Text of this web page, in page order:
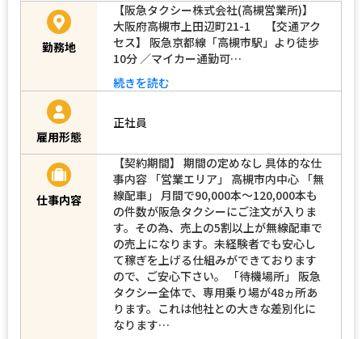
勤務地
【阪急タクシー株式会社(高槻営業所)】
大阪府高槻市上田辺町21-1 【交通アク
セス】 阪急京都線「高槻市駅」より徒歩
10分 ／マイカー通勤可…
続きを読む
雇用形態
正社員
仕事内容
【契約期間】 期間の定めなし 具体的な仕
事内容 「営業エリア」 高槻市内中心 「無
線配車」 月間で90,000本～120,000本も
の件数が阪急タクシーにご注文が入りま
す。その為、売上の5割以上が無線配車で
の売上になります。未経験者でも安心し
て稼ぎを上げる仕組みができております
ので、ご安心下さい。 「待機場所」 阪急
タクシー全体で、専用乗り場が48ヵ所あ
ります。これは他社との大きな差別化に
なります…